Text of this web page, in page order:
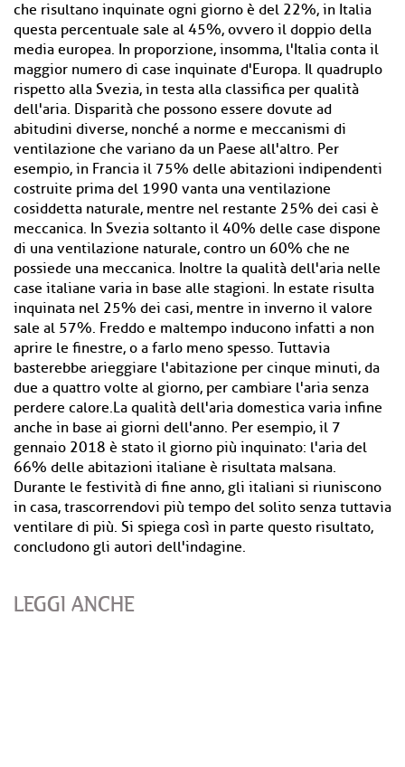
che risultano inquinate ogni giorno è del 22%, in Italia
questa percentuale sale al 45%, ovvero il doppio della
media europea. In proporzione, insomma, l'Italia conta il
maggior numero di case inquinate d'Europa. Il quadruplo
rispetto alla Svezia, in testa alla classifica per qualità
dell'aria. Disparità che possono essere dovute ad
abitudini diverse, nonché a norme e meccanismi di
ventilazione che variano da un Paese all'altro. Per
esempio, in Francia il 75% delle abitazioni indipendenti
costruite prima del 1990 vanta una ventilazione
cosiddetta naturale, mentre nel restante 25% dei casi è
meccanica. In Svezia soltanto il 40% delle case dispone
di una ventilazione naturale, contro un 60% che ne
possiede una meccanica. Inoltre la qualità dell'aria nelle
case italiane varia in base alle stagioni. In estate risulta
inquinata nel 25% dei casi, mentre in inverno il valore
sale al 57%. Freddo e maltempo inducono infatti a non
aprire le finestre, o a farlo meno spesso. Tuttavia
basterebbe arieggiare l'abitazione per cinque minuti, da
due a quattro volte al giorno, per cambiare l'aria senza
perdere calore.La qualità dell'aria domestica varia infine
anche in base ai giorni dell'anno. Per esempio, il 7
gennaio 2018 è stato il giorno più inquinato: l'aria del
66% delle abitazioni italiane è risultata malsana.
Durante le festività di fine anno, gli italiani si riuniscono
in casa, trascorrendovi più tempo del solito senza tuttavia
ventilare di più. Si spiega così in parte questo risultato,
concludono gli autori dell'indagine.
LEGGI ANCHE